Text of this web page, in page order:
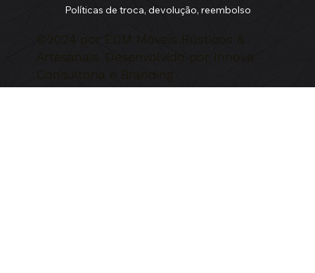
©2024 por EDM Móveis Rústicos &
Artesanais. Desenvolvido por Innove
Consultoria e Branding
Políticas de troca, devolução, reembolso